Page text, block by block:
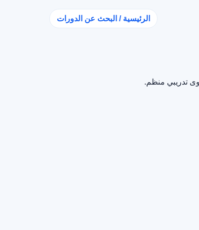
الرئيسية / البحث عن الدورات
تدريبي منظم.